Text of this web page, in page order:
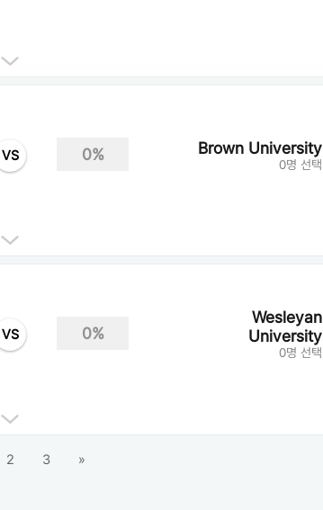
VS 0% Brown University
0명 선택
VS 0%
Wesleyan
University
0명 선택
2 3 »